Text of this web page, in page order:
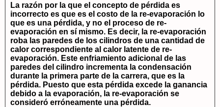
La razón por la que el concepto de pérdida es
incorrecto es que es el costo de la re-evaporación lo
que es una pérdida, y no el proceso de re-
evaporación en sí mismo. Es decir, la re-evaporación
roba las paredes de los cilindros de una cantidad de
calor correspondiente al calor latente de re-
evaporación. Este enfriamiento adicional de las
paredes del cilindro incrementa la condensación
durante la primera parte de la carrera, que es la
pérdida. Puesto que esta pérdida excede la ganancia
debido a la evaporación, la re-evaporación se
consideró erróneamente una pérdida.